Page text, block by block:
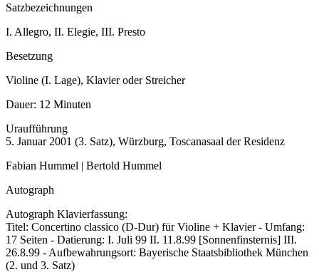
Satzbezeichnungen
I. Allegro, II. Elegie, III. Presto
Besetzung
Violine (I. Lage), Klavier oder Streicher
Dauer: 12 Minuten
Uraufführung
5. Januar 2001 (3. Satz), Würzburg, Toscanasaal der Residenz
Fabian Hummel | Bertold Hummel
Autograph
Autograph Klavierfassung:
Titel: Concertino classico (D-Dur) für Violine + Klavier - Umfang:
17 Seiten - Datierung: I. Juli 99 II. 11.8.99 [Sonnenfinsternis] III.
26.8.99 - Aufbewahrungsort: Bayerische Staatsbibliothek München
(2. und 3. Satz)